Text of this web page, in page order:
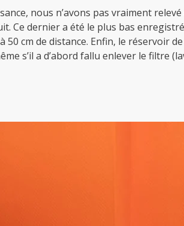
nous n’avons pas vraiment
Ce dernier a été le plus bas
50 cm de distance. Enfin, le réservoir
s’il a d’abord fallu enlever le filtre